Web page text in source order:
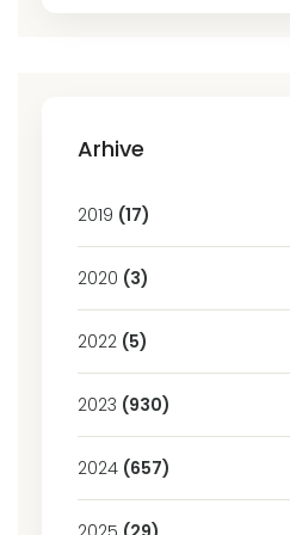
Arhive
2019 (17)
2020 (3)
2022 (5)
2023 (930)
2024 (657)